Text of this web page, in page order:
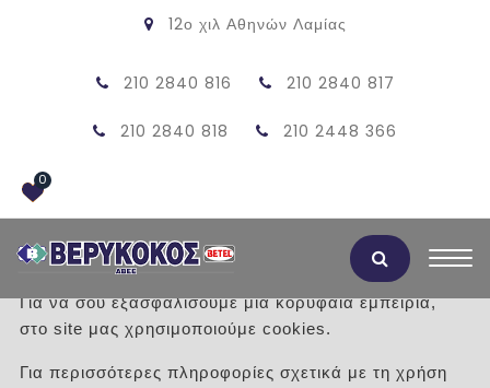
12ο χιλ Αθηνών Λαμίας
210 2840 816 210 2840 817
210 2840 818 210 2448 366
0
Αποδοχή Cookies
Για να σου εξασφαλίσουμε μια κορυφαία εμπειρία,
στο site μας χρησιμοποιούμε cookies.
Για περισσότερες πληροφορίες σχετικά με τη χρήση